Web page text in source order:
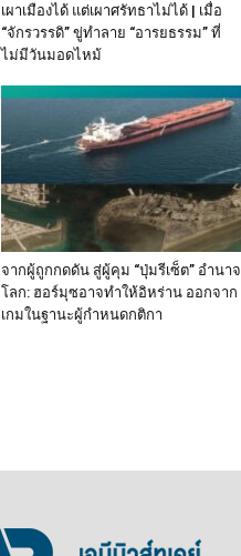
เผาเมืองได้ แต่เผาศรัทธาไม่ได้ | เมื่อ
“จักรวรรดิ” ขู่ทำลาย “อารยธรรม” ที่
ไม่มีวันมอดไหม้
จากผู้ถูกกดดัน สู่ผู้คุม “ปุ่มรีเซ็ต” อำนาจ
โลก: ฮอร์มุซอาจทำให้อิหร่าน ออกจาก
เกมในฐานะผู้กำหนดกติกา